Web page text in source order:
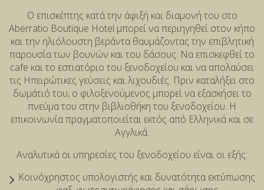
Ο επισκέπτης κατά την άφιξή και διαμονή του στο
Aberratio Boutique Hotel μπορεί να περιηγηθεί στον κήπο
και την ηλιόλουστη βεράντα θαυμάζοντας την επιβλητική
παρουσία των βουνών και του δάσους. Να επισκεφθεί το
cafe και το εστιατόριο του ξενοδοχείου και να απολαύσει
τις Ηπειρώτικες γεύσεις και λιχουδιές. Πριν καταλήξει στο
δωμάτιό του, ο φιλοξενούμενος μπορεί να εξασκήσει το
πνεύμα του στην βιβλιοθήκη του ξενοδοχείου. Η
επικοινωνία πραγματοποιείται εκτός από Ελληνικά και σε
Αγγλικά.
Αναλυτικά οι υπηρεσίες του ξενοδοχείου είναι οι εξής:
Κοινόχρηστος υπολογιστής και δυνατότητα εκτύπωσης